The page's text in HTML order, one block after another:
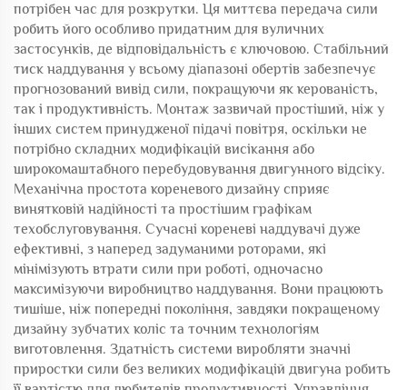
потрібен час для розкрутки. Ця миттєва передача сили
робить його особливо придатним для вуличних
застосунків, де відповідальність є ключовою. Стабільний
тиск наддування у всьому діапазоні обертів забезпечує
прогнозований вивід сили, покращуючи як керованість,
так і продуктивність. Монтаж зазвичай простіший, ніж у
інших систем принудженої підачі повітря, оскільки не
потрібно складних модифікацій висікання або
широкомаштабного перебудовування двигунного відсіку.
Механічна простота кореневого дизайну сприяє
винятковій надійності та простішим графікам
техобслуговування. Сучасні кореневі наддувачі дуже
ефективні, з наперед задуманими роторами, які
мінімізують втрати сили при роботі, одночасно
максимізуючи виробництво наддування. Вони працюють
тишіше, ніж попередні покоління, завдяки покращеному
дизайну зубчатих коліс та точним технологіям
виготовлення. Здатність системи виробляти значні
приростки сили без великих модифікацій двигуна робить